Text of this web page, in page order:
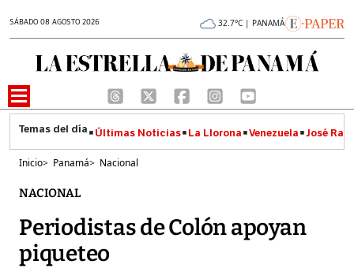
SÁBADO 08 AGOSTO 2026 32.7°C | PANAMÁ
Últimas Noticias La Llorona Venezuela José
Inicio> Panamá> Nacional
NACIONAL
Periodistas de Colón apoyan
piqueteo